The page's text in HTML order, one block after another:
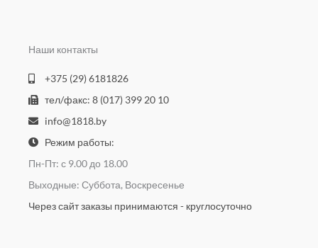
Наши контакты
+375 (29) 6181826
тел/факс: 8 (017) 399 20 10
info@1818.by
Режим работы:
Пн-Пт: с 9.00 до 18.00
Выходные: Суббота, Воскресенье
Через сайт заказы принимаются - круглосуточно